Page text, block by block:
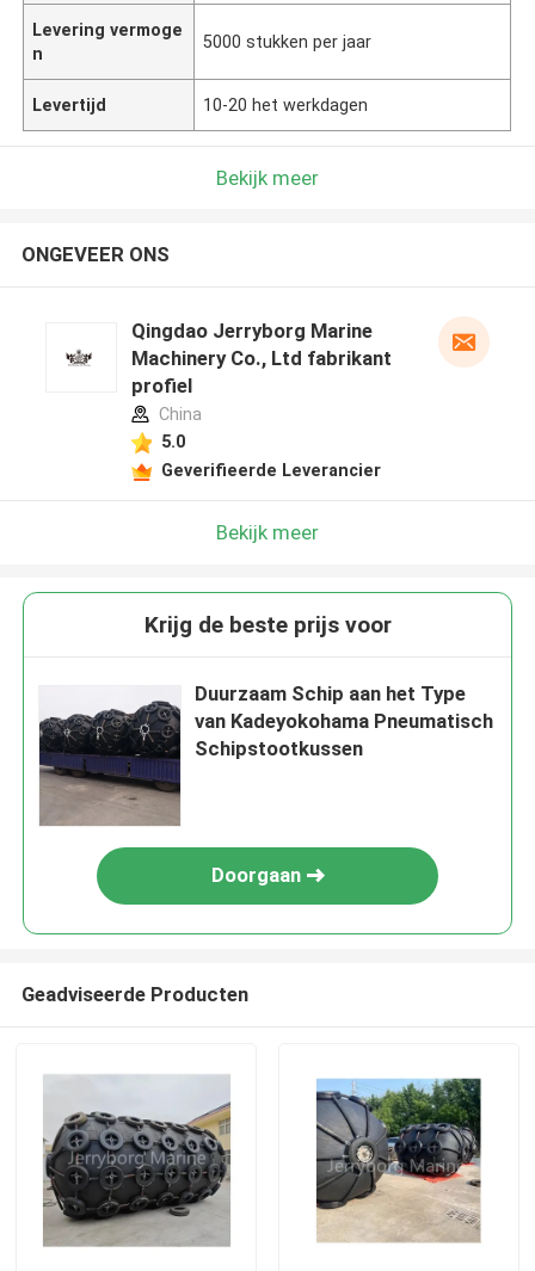
Levering vermoge
n
5000 stukken per jaar
Levertijd 10-20 het werkdagen
Bekijk meer
ONGEVEER ONS
Qingdao Jerryborg Marine
Machinery Co., Ltd fabrikant
profiel
China
5.0
Geverifieerde Leverancier
Bekijk meer
Krijg de beste prijs voor
Duurzaam Schip aan het Type
van Kadeyokohama Pneumatisch
Schipstootkussen
Doorgaan
Geadviseerde Producten